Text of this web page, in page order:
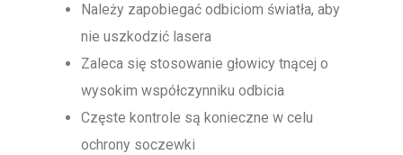
Należy zapobiegać odbiciom światła, aby
nie uszkodzić lasera
Zaleca się stosowanie głowicy tnącej o
wysokim współczynniku odbicia
Częste kontrole są konieczne w celu
ochrony soczewki